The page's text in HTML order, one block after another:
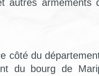
autres armements
côté du
du bourg de